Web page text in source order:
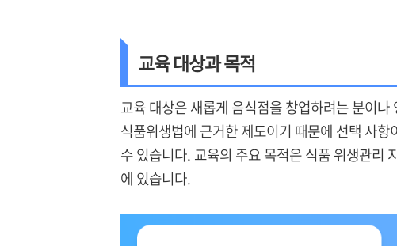
교육 대상과 목적
교육 대상은 새롭게 음식점을 창업하려는 분이
식품위생법에 근거한 제도이기 때문에 선택 사
수 있습니다. 교육의 주요 목적은 식품 위생관리
에 있습니다.